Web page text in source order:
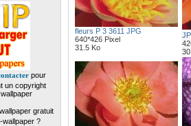
pour
un copyright
gratuit
wallpaper ?
fleurs P 3 3611 JPG
640*426 Pixel
31.5 Ko